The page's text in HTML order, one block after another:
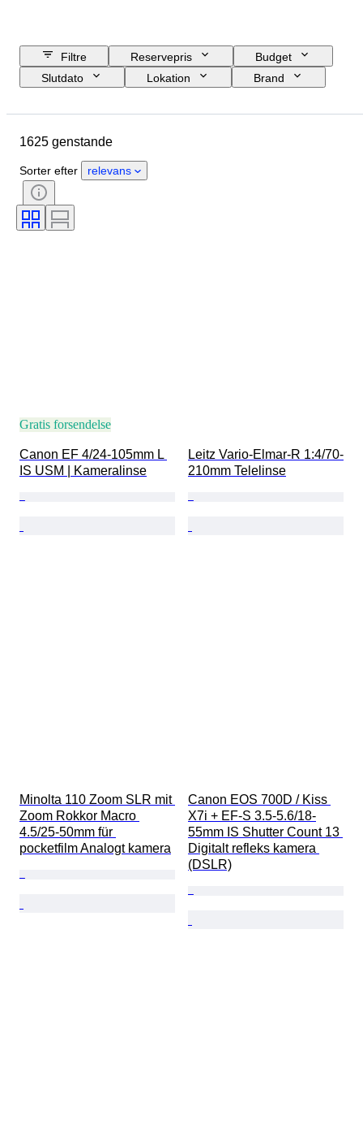
Filtre Reservepris
Budget
Slutdato
Lokation
Brand
Emne
Sprog
Objektivmontering
Mikroskoptype
Teleskoptype
1625 genstande
Sorter efter relevans
Gratis forsendelse
Canon EF 4/24-105mm L
IS USM | Kameralinse
Leitz Vario-Elmar-R 1:4/70-
210mm Telelinse
Minolta 110 Zoom SLR mit
Zoom Rokkor Macro
4.5/25-50mm für
pocketfilm Analogt kamera
Canon EOS 700D / Kiss
X7i + EF-S 3.5-5.6/18-
55mm IS Shutter Count 13
Digitalt refleks kamera
(DSLR)